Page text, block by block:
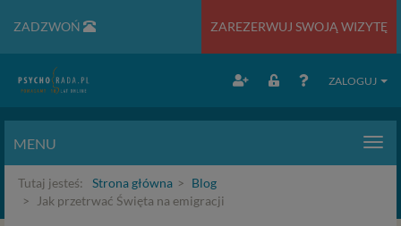
ZADZWOŃ ZAREZERWUJ SWOJĄ WIZYTĘ
ZALOGUJ
MENU
Tutaj jesteś: Strona główna
Blog
Jak przetrwać Święta na emigracji